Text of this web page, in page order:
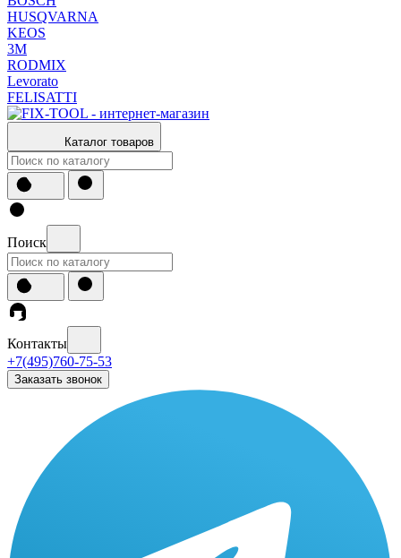
HUSQVARNA
KEOS
3М
RODMIX
Levorato
FELISATTI
Каталог товаров
Поиск
Контакты
+7(495)760-75-53
Заказать звонок